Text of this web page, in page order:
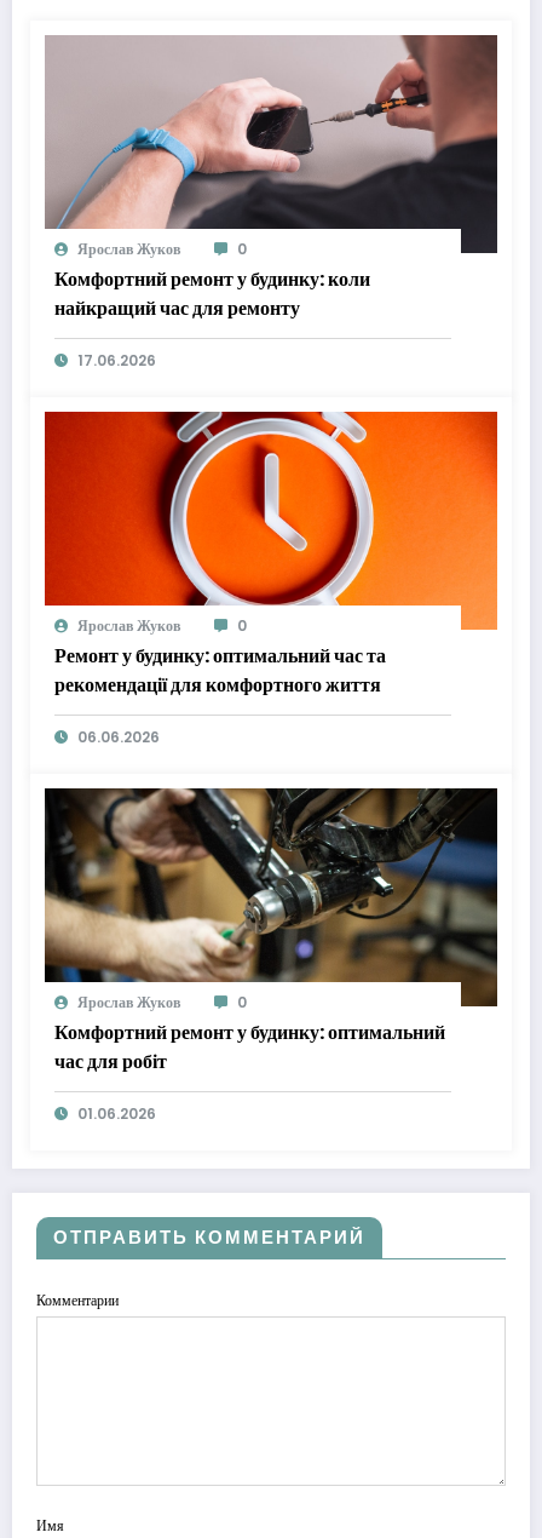
Ярослав Жуков 0
Комфортний ремонт у будинку: коли
найкращий час для ремонту
17.06.2026
Ярослав Жуков 0
Ремонт у будинку: оптимальний час та
рекомендації для комфортного життя
06.06.2026
Ярослав Жуков 0
Комфортний ремонт у будинку: оптимальний
час для робіт
01.06.2026
ОТПРАВИТЬ КОММЕНТАРИЙ
Комментарии
Имя